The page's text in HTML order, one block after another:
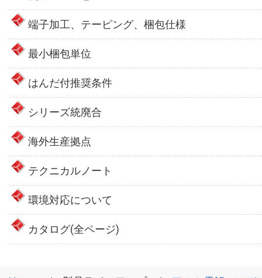
端子加工、テーピング、梱包仕様
最小梱包単位
はんだ付推奨条件
シリーズ統廃合
海外生産拠点
テクニカルノート
環境対応について
カタログ(全ページ)